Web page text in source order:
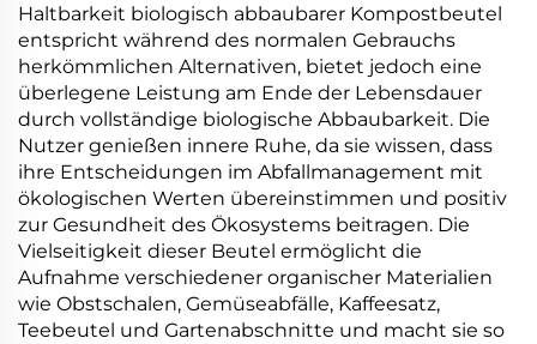
Haltbarkeit biologisch abbaubarer Kompostbeutel
entspricht während des normalen Gebrauchs
herkömmlichen Alternativen, bietet jedoch eine
überlegene Leistung am Ende der Lebensdauer
durch vollständige biologische Abbaubarkeit. Die
Nutzer genießen innere Ruhe, da sie wissen, dass
ihre Entscheidungen im Abfallmanagement mit
ökologischen Werten übereinstimmen und positiv
zur Gesundheit des Ökosystems beitragen. Die
Vielseitigkeit dieser Beutel ermöglicht die
Aufnahme verschiedener organischer Materialien
wie Obstschalen, Gemüseabfälle, Kaffeesatz,
Teebeutel und Gartenabschnitte und macht sie so